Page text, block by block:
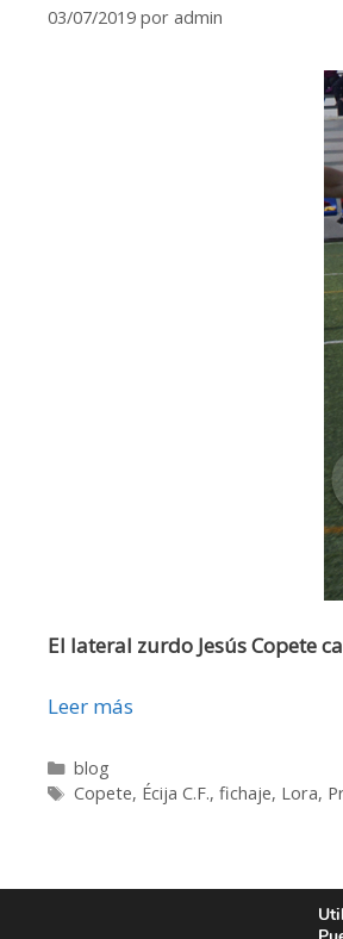
03/07/2019 por admin
El lateral zurdo Jesús Copete
Leer más
blog
Copete, Écija C.F., fichaje, Lora,